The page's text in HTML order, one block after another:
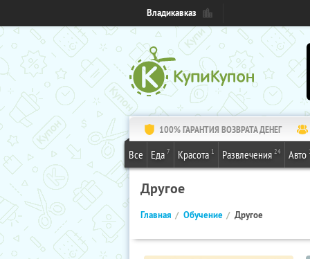
Владикавказ
100% ГАРАНТИЯ ВОЗВРАТА ДЕНЕГ
Все Еда 7 Красота 1 Развлечения 24 Авто
Другое
Главная Обучение Другое